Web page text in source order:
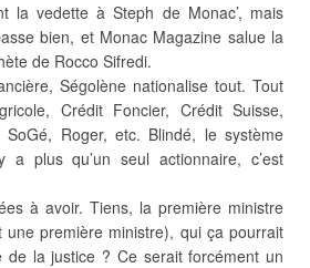
la vedette à Steph de Monac’, mais
bien, et Monac Magazine salue la
de Rocco Sifredi.
Ségolène nationalise tout. Tout
Crédit Foncier, Crédit Suisse,
SoGé, Roger, etc. Blindé, le système
a plus qu’un seul actionnaire, c’est
à avoir. Tiens, la première ministre
une première ministre), qui ça pourrait
la justice ? Ce serait forcément un